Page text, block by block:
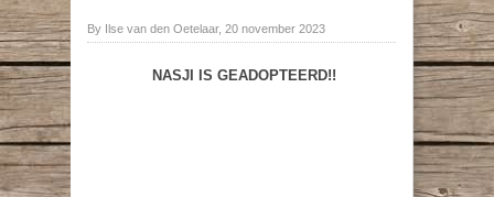
By Ilse van den Oetelaar, 20 november 2023
NASJI IS GEADOPTEERD!!